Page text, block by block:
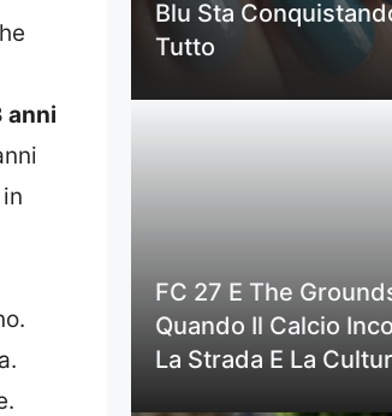
anni
Blu Sta
Tutto
FC 27 E The
Quando Il Calcio
La Strada E La